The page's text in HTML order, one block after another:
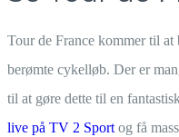
Tour de France kommer til
berømte cykelløb. Der er
til at gøre dette til en
live på TV 2 Sport og få